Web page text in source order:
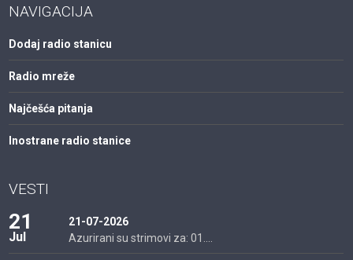
NAVIGACIJA
Dodaj radio stanicu
Radio mreže
Najčešća pitanja
Inostrane radio stanice
VESTI
21
Jul
21-07-2026
Azurirani su strimovi za: 01....